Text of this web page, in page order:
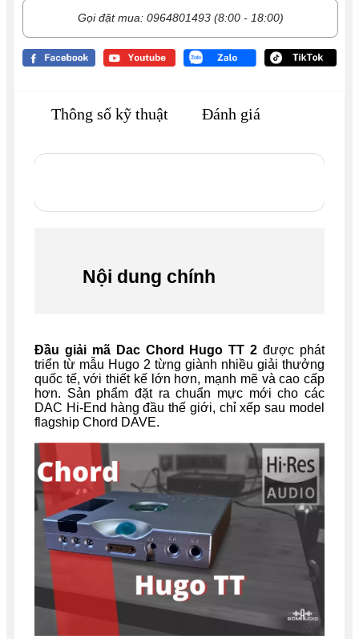
Gọi đặt mua: 0964801493 (8:00 - 18:00)
Thông số kỹ thuật Đánh giá
Nội dung chính
Đầu giải mã Dac Chord Hugo TT 2 được phát
triển từ mẫu Hugo 2 từng giành nhiều giải thưởng
quốc tế, với thiết kế lớn hơn, mạnh mẽ và cao cấp
hơn. Sản phẩm đặt ra chuẩn mực mới cho các
DAC Hi-End hàng đầu thế giới, chỉ xếp sau model
flagship Chord DAVE.